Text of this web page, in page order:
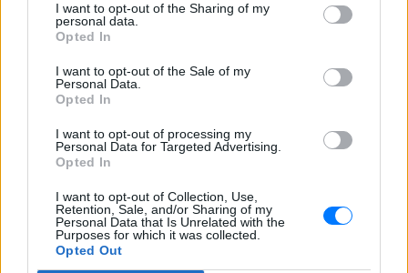
I want to opt-out of the Sharing of my
personal data.
Opted In
I want to opt-out of the Sale of my
Personal Data.
Opted In
I want to opt-out of processing my
Personal Data for Targeted Advertising.
Opted In
I want to opt-out of Collection, Use,
Retention, Sale, and/or Sharing of my
Personal Data that Is Unrelated with the
Purposes for which it was collected.
Opted Out
ΔΕΙΤΕ ΕΠΙΣΗΣ
ΣΤΗΝ ΙΔΙΑ ΚΑΤΗΓΟΡΙΑ